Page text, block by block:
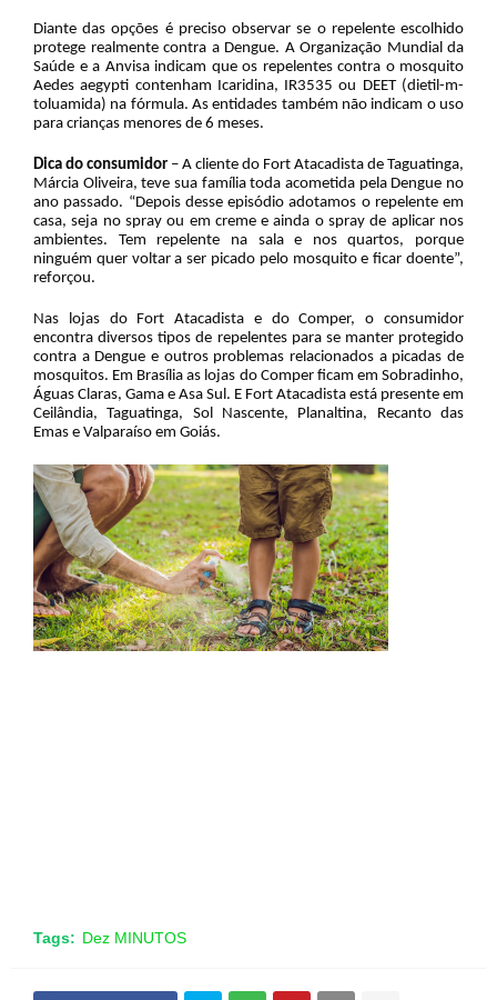
Diante das opções é preciso observar se o repelente escolhido
protege realmente contra a Dengue. A Organização Mundial da
Saúde e a Anvisa indicam que os repelentes contra o mosquito
Aedes aegypti contenham Icaridina, IR3535 ou DEET (dietil-m-
toluamida) na fórmula. As entidades também não indicam o uso
para crianças menores de 6 meses.
Dica do consumidor – A cliente do Fort Atacadista de Taguatinga,
Márcia Oliveira, teve sua família toda acometida pela Dengue no
ano passado. “Depois desse episódio adotamos o repelente em
casa, seja no spray ou em creme e ainda o spray de aplicar nos
ambientes. Tem repelente na sala e nos quartos, porque
ninguém quer voltar a ser picado pelo mosquito e ficar doente”,
reforçou.
Nas lojas do Fort Atacadista e do Comper, o consumidor
encontra diversos tipos de repelentes para se manter protegido
contra a Dengue e outros problemas relacionados a picadas de
mosquitos. Em Brasília as lojas do Comper ficam em Sobradinho,
Águas Claras, Gama e Asa Sul. E Fort Atacadista está presente em
Ceilândia, Taguatinga, Sol Nascente, Planaltina, Recanto das
Emas e Valparaíso em Goiás.
Tags: Dez MINUTOS